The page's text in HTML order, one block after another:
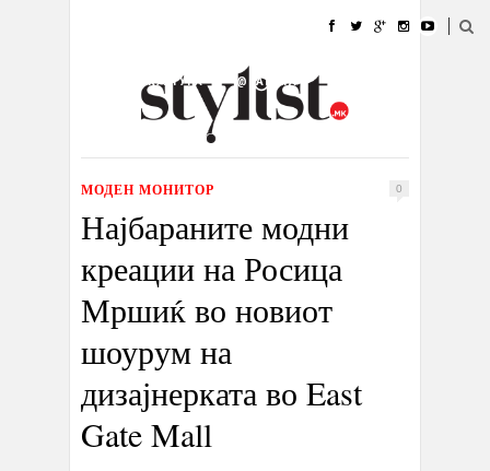
УБАВИНА
КУЛТУРА @РАБОТА
ИЗЛОГ
МОДЕН МОНИТОР 0
Најбараните модни
креации на Росица
Мршиќ во новиот
шоурум на
дизајнерката во East
Gate Mall